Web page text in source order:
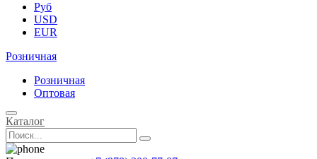
Руб
USD
EUR
Розничная
Розничная
Оптовая
Каталог